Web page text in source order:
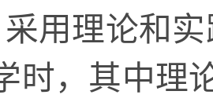
理论和实
时，其中理